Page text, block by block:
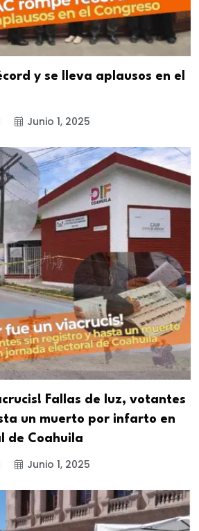
y se lleva aplausos en el
Junio 1, 2025
Fallas de luz, votantes
un muerto por infarto en
de Coahuila
Junio 1, 2025